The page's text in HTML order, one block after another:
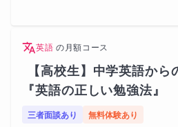
英語 の 月額コース
【高校生】中学英語から
『英語の正しい勉強法』
三者面談あり 無料体験あり